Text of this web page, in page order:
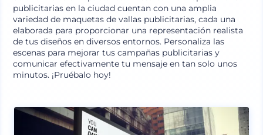
publicitarias en la ciudad cuentan con una amplia
variedad de maquetas de vallas publicitarias, cada una
elaborada para proporcionar una representación realista
de tus diseños en diversos entornos. Personaliza las
escenas para mejorar tus campañas publicitarias y
comunicar efectivamente tu mensaje en tan solo unos
minutos. ¡Pruébalo hoy!